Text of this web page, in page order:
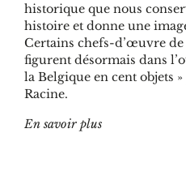
historique que nous
histoire et donne une
Certains chefs-d’œuvre de
figurent désormais dans
la Belgique en cent objets
Racine.
En savoir plus"Des chefs-